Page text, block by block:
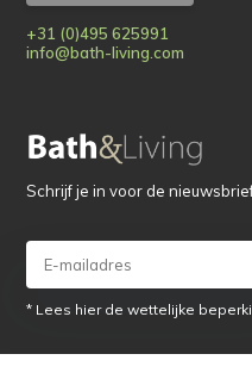
+31 (0)495 625991
info@bath-living.com
Schrijf je in voor de
* Lees hier de wettelijke